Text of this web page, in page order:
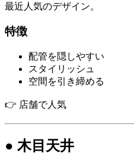
最近人気のデザイン。
特徴
配管を隠しやすい
スタイリッシュ
空間を引き締める
👉 店舗で人気
● 木目天井